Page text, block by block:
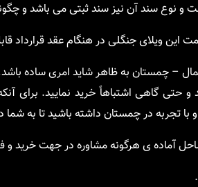
و نوع سند آن نیز سند ثبتی می باشد و
این ویلای جنگلی در هنگام عقد قرارداد
شمال – چمستان به ظاهر شاید امری ساده
و حتی گاهی اشتباهاً خرید نمایید. برای
با تجربه در چمستان داشته باشید تا به
آماده ی هرگونه مشاوره در جهت خرید